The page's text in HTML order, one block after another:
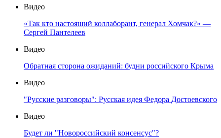
Видео
«Так кто настоящий коллаборант, генерал Хомчак?» —
Сергей Пантелеев
Видео
Обратная сторона ожиданий: будни российского Крыма
Видео
"Русские разговоры": Русская идея Федора Достоевского
Видео
Будет ли "Новороссийский консенсус"?